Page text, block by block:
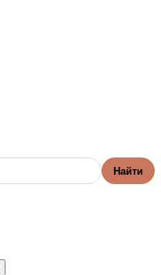
Найти